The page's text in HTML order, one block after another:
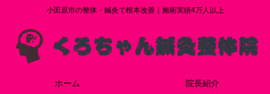
小田原市の整体・鍼灸で根本改善｜施術実績4万人以上
ホーム 院長紹介